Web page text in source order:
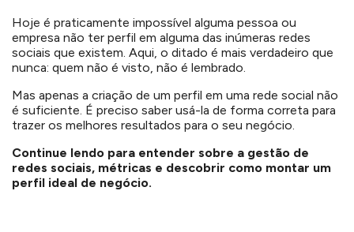
Hoje é praticamente impossível alguma pessoa ou
empresa não ter perfil em alguma das inúmeras redes
sociais que existem. Aqui, o ditado é mais verdadeiro que
nunca: quem não é visto, não é lembrado.
Mas apenas a criação de um perfil em uma rede social não
é suficiente. É preciso saber usá-la de forma correta para
trazer os melhores resultados para o seu negócio.
Continue lendo para entender sobre a gestão de
redes sociais, métricas e descobrir como montar um
perfil ideal de negócio.